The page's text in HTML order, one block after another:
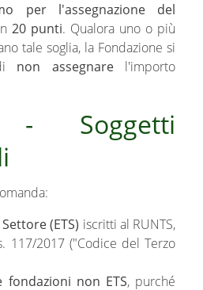
per l'assegnazione del
20 punti. Qualora uno o più
tale soglia, la Fondazione si
non assegnarel'importo
Soggetti
(ETS) iscritti al RUNTS,
117/2017 ("Codice del Terzo
fondazioni non ETS, purché